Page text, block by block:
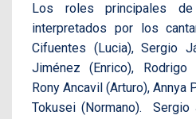
Los roles principales
interpretados por los
Cifuentes (Lucia), Sergio
Jiménez (Enrico), Rodrigo
Rony Ancavil (Arturo),
Tokusei (Normano).